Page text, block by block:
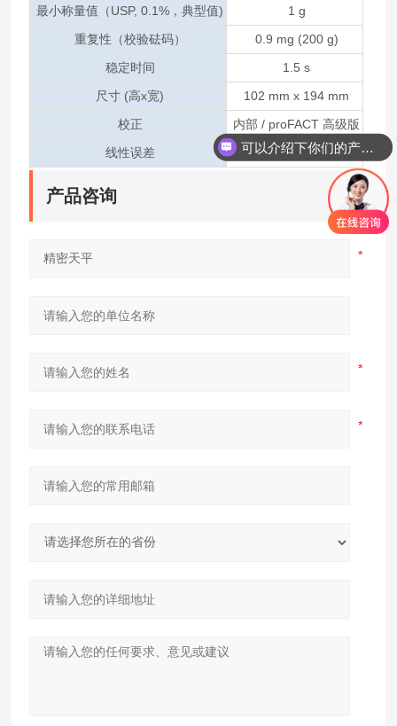
最小称量值（USP, 0.1%，典型值)
1 g
重复性（校验砝码）
0.9 mg (200 g)
稳定时间
1.5 s
尺寸 (高x宽)
102 mm x 194 mm
校正
内部 / proFACT 高级版
线性误差
2 mg
产品咨询
可以介绍下你们的产品么